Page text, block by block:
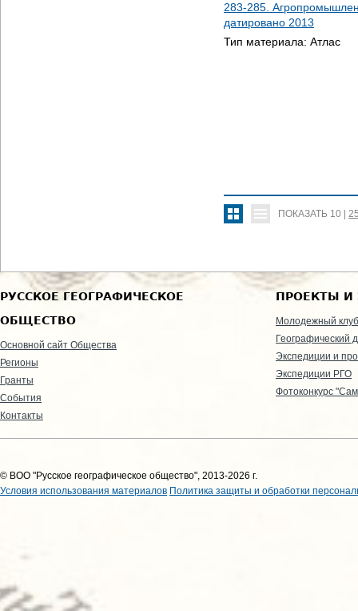
283-285.
датировано 2013
Тип материала: Атлас
ПОКАЗАТЬ 10
РУССКОЕ ГЕОГРАФИЧЕСКОЕ
ОБЩЕСТВО
Основной сайт Общества
Регионы
Гранты
События
Контакты
ПРОЕКТЫ И
Молодежный клуб
Географический
Экспедиции и
Экспедиции РГО
Фотоконкурс
© ВОО "Русское географическое общество", 2013-2026 г.
Условия использования материалов Политика защиты и обработки